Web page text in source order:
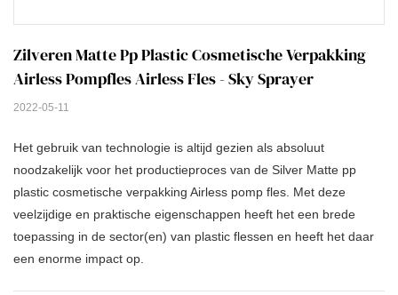
Zilveren Matte Pp Plastic Cosmetische Verpakking
Airless Pompfles Airless Fles - Sky Sprayer
2022-05-11
Het gebruik van technologie is altijd gezien als absoluut
noodzakelijk voor het productieproces van de Silver Matte pp
plastic cosmetische verpakking Airless pomp fles. Met deze
veelzijdige en praktische eigenschappen heeft het een brede
toepassing in de sector(en) van plastic flessen en heeft het daar
een enorme impact op.